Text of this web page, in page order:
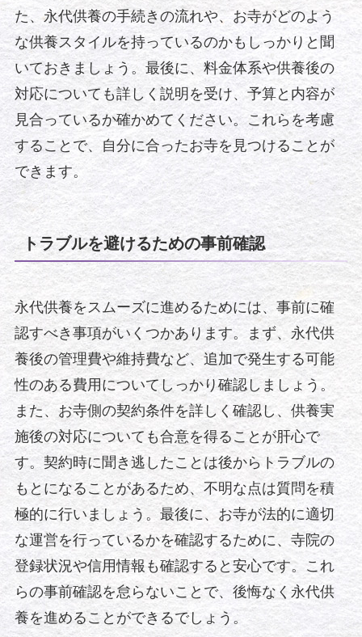
た、永代供養の手続きの流れや、お寺がどのよう
な供養スタイルを持っているのかもしっかりと聞
いておきましょう。最後に、料金体系や供養後の
対応についても詳しく説明を受け、予算と内容が
見合っているか確かめてください。これらを考慮
することで、自分に合ったお寺を見つけることが
できます。
トラブルを避けるための事前確認
永代供養をスムーズに進めるためには、事前に確
認すべき事項がいくつかあります。まず、永代供
養後の管理費や維持費など、追加で発生する可能
性のある費用についてしっかり確認しましょう。
また、お寺側の契約条件を詳しく確認し、供養実
施後の対応についても合意を得ることが肝心で
す。契約時に聞き逃したことは後からトラブルの
もとになることがあるため、不明な点は質問を積
極的に行いましょう。最後に、お寺が法的に適切
な運営を行っているかを確認するために、寺院の
登録状況や信用情報も確認すると安心です。これ
らの事前確認を怠らないことで、後悔なく永代供
養を進めることができるでしょう。